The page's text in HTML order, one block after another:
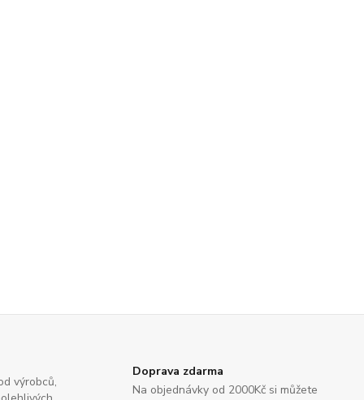
výrobců,
Doprava zdarma
Na objednávky od 2000Kč si můžete